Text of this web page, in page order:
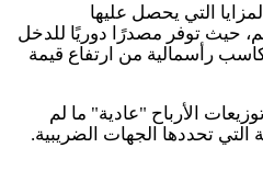
التي يحصل عليها
حيث توفر مصدرًا دوريًا للدخل
رأسمالية من ارتفاع قيمة
الأرباح "عادية" ما لم
تحددها الجهات الضريبية.